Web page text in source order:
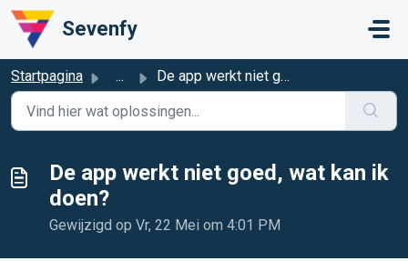
Doorgaan naar hoofdinhoud
Sevenfy
Startpagina ... De app werkt niet goed, wat kan ik doen?
De app werkt niet goed, wat kan ik
doen?
Gewijzigd op Vr, 22 Mei om 4:01 PM